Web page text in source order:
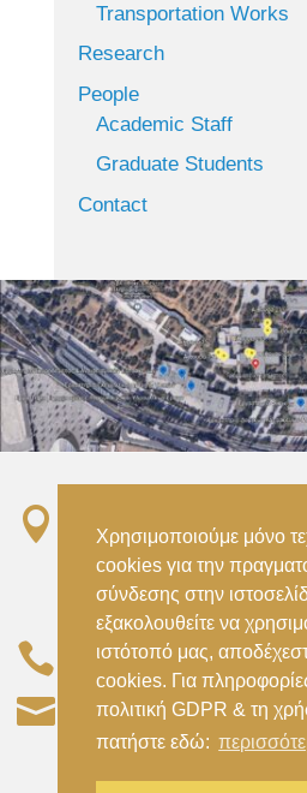
Transportation Works
Research
People
Academic Staff
Graduate Students
Contact

Αττικής –
Metro ISAP – Irini
Attica
 (+30) 210 2896738–
 civil@aspete.gr
Χρησιμοποιούμε μόνο
cookies για την
σύνδεσης στην
εξακολουθείτε να
ιστότοπό μας,
cookies. Για
πολιτική GDPR & τη
πατήστε εδώ: